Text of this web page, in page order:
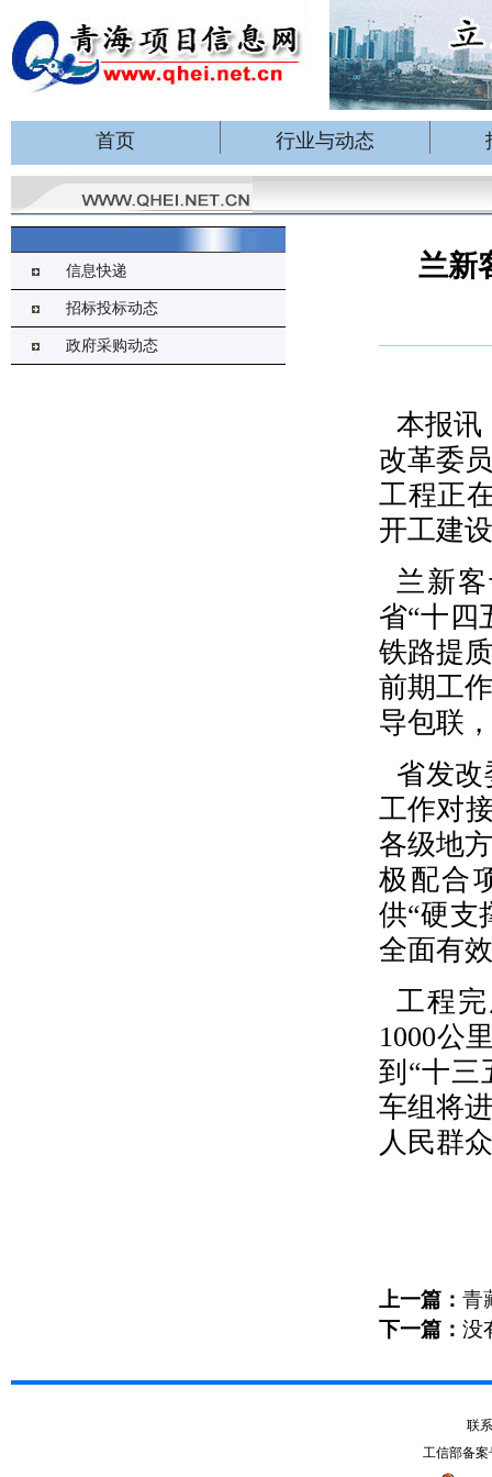
首页 行业与动态
信息快递
招标投标动态
政府采购动态
兰新
本报讯
改革委
工程正
开工建
兰新
省“十四
铁路提
前期工
导包联
省发
工作对
各级地
极配合
供“硬支
全面有
工程
1000公
到“十三
车组将
人民群
上一篇： 青
下一篇： 没
联
工信部备案